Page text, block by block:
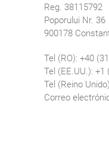
Reg. 38115792
Poporului Nr. 36
900178
Tel (RO): +40
Tel (EE.UU.): +1
Tel (Reino
Correo